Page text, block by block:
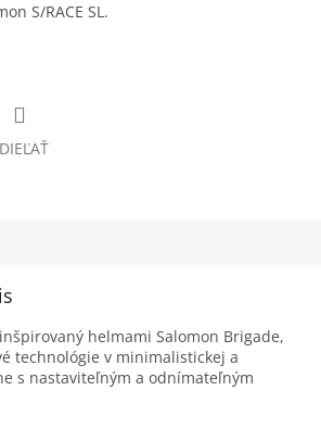
S/RACE SL.
inšpirovaný helmami Salomon Brigade,
technológie v minimalistickej a
s nastaviteľným a odnímateľným